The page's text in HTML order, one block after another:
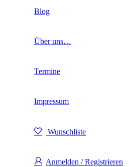
Blog
Über uns…
Termine
Impressum
Wunschliste
Anmelden / Registrieren